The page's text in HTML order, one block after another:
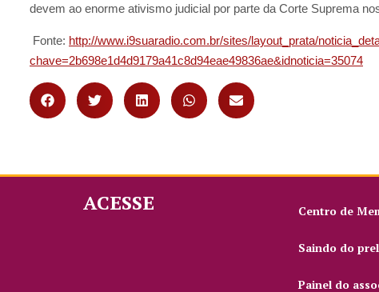
devem ao enorme ativismo judicial por parte da Corte Suprema
Fonte: http://www.i9suaradio.com.br/sites/layout_prata/
chave=2b698e1d4d9179a41c8d94eae49836ae&idnoticia=35074
ACESSE Centro de
Saindo do
Painel do